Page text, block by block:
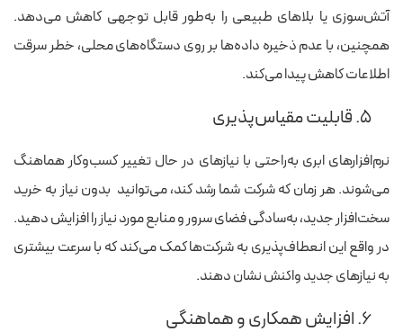
آتش‌سوزی یا بلاهای طبیعی را به‌طور قابل توجهی کاهش می‌دهد.
همچنین، با عدم ذخیره داده‌ها بر روی دستگاه‌های محلی، خطر سرقت
اطلاعات کاهش پیدا می‌کند.
۵. قابلیت مقیاس‌پذیری
نرم‌افزارهای ابری به‌راحتی با نیازهای در حال تغییر کسب‌وکار هماهنگ
می‌شوند. هر زمان که شرکت شما رشد کند، می‌توانید بدون نیاز به خرید
سخت‌افزار جدید، به‌سادگی فضای سرور و منابع مورد نیاز را افزایش دهید.
در واقع این انعطاف‌پذیری به شرکت‌ها کمک می‌کند که با سرعت بیشتری
به نیازهای جدید واکنش نشان دهند.
۶. افزایش همکاری و هماهنگی